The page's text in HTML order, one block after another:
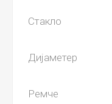
Стакло
Дијаметер
Ремче